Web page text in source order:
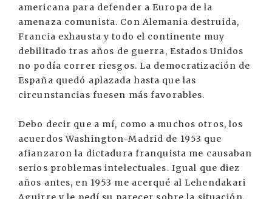
americana para defender a Europa de la
amenaza comunista. Con Alemania destruida,
Francia exhausta y todo el continente muy
debilitado tras años de guerra, Estados Unidos
no podía correr riesgos. La democratización de
España quedó aplazada hasta que las
circunstancias fuesen más favorables.
Debo decir que a mí, como a muchos otros, los
acuerdos Washington-Madrid de 1953 que
afianzaron la dictadura franquista me causaban
serios problemas intelectuales. Igual que diez
años antes, en 1953 me acerqué al Lehendakari